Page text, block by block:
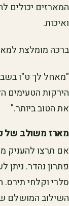
המארזים יכולים
ואיכות.
ברכה מומלצת
"מאחל לך ט"ו
הירקות הטעימים
את הטוב ביותר."
מארז משולב של
אם תרצו להעניק
פתרון נהדר. ניתן
סלרי וקלחי
השילוב המושלם